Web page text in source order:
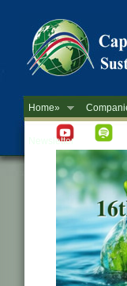
Home»
Newsletter